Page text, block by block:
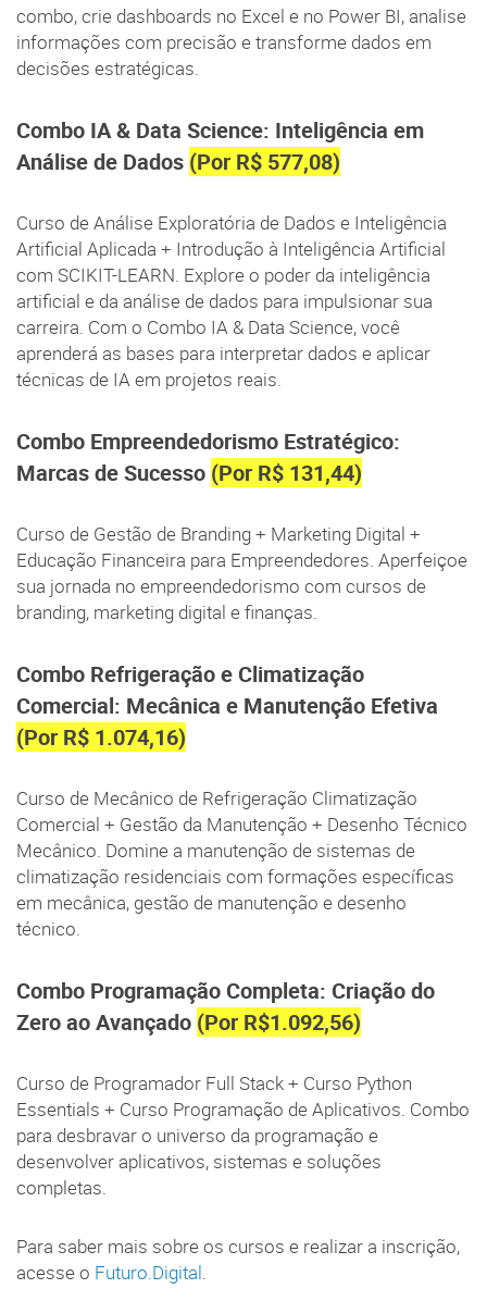
combo, crie dashboards no Excel e no Power BI, analise
informações com precisão e transforme dados em
decisões estratégicas.
Combo IA & Data Science: Inteligência em
Análise de Dados (Por R$ 577,08)
Curso de Análise Exploratória de Dados e Inteligência
Artificial Aplicada + Introdução à Inteligência Artificial
com SCIKIT-LEARN. Explore o poder da inteligência
artificial e da análise de dados para impulsionar sua
carreira. Com o Combo IA & Data Science, você
aprenderá as bases para interpretar dados e aplicar
técnicas de IA em projetos reais.
Combo Empreendedorismo Estratégico:
Marcas de Sucesso (Por R$ 131,44)
Curso de Gestão de Branding + Marketing Digital +
Educação Financeira para Empreendedores. Aperfeiçoe
sua jornada no empreendedorismo com cursos de
branding, marketing digital e finanças.
Combo Refrigeração e Climatização
Comercial: Mecânica e Manutenção Efetiva
(Por R$ 1.074,16)
Curso de Mecânico de Refrigeração Climatização
Comercial + Gestão da Manutenção + Desenho Técnico
Mecânico. Domine a manutenção de sistemas de
climatização residenciais com formações específicas
em mecânica, gestão de manutenção e desenho
técnico.
Combo Programação Completa: Criação do
Zero ao Avançado (Por R$1.092,56)
Curso de Programador Full Stack + Curso Python
Essentials + Curso Programação de Aplicativos. Combo
para desbravar o universo da programação e
desenvolver aplicativos, sistemas e soluções
completas.
Para saber mais sobre os cursos e realizar a inscrição,
acesse o Futuro.Digital.